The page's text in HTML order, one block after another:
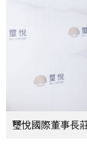
璽悅國際董事長